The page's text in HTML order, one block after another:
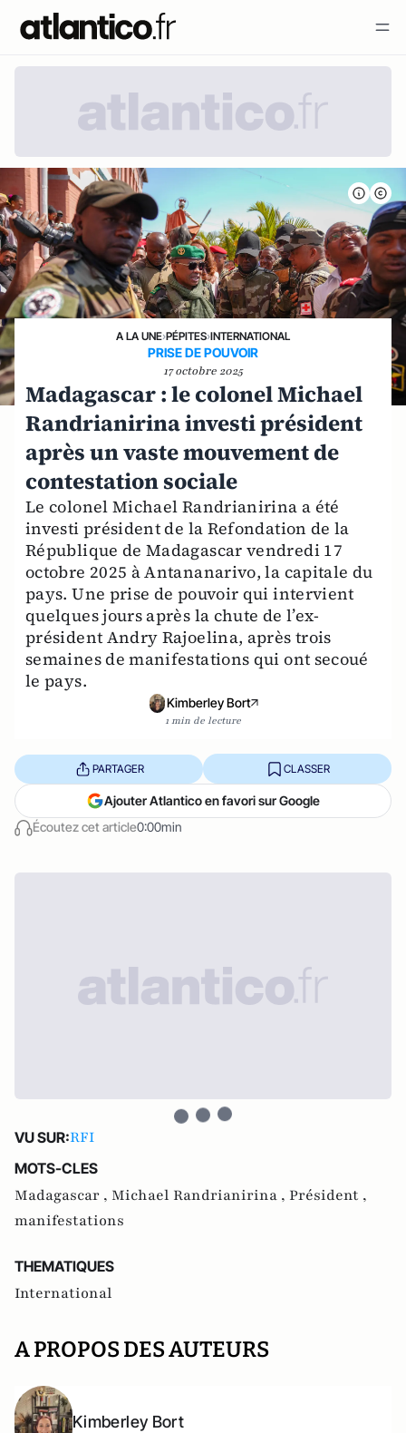
A LA UNE›PÉPITES›INTERNATIONAL
PRISE DE POUVOIR
17 octobre 2025
Madagascar : le colonel Michael
Randrianirina investi président
après un vaste mouvement de
contestation sociale
Le colonel Michael Randrianirina a été
investi président de la Refondation de la
République de Madagascar vendredi 17
octobre 2025 à Antananarivo, la capitale du
pays. Une prise de pouvoir qui intervient
quelques jours après la chute de l’ex-
président Andry Rajoelina, après trois
semaines de manifestations qui ont secoué
le pays.
Kimberley Bort
1 min de lecture
Écoutez cet article0:00min
PARTAGER CLASSER
Ajouter Atlantico en favori sur Google
VU SUR:RFI
MOTS-CLES
Madagascar , Michael Randrianirina , Président ,
manifestations
THEMATIQUES
International
A PROPOS DES AUTEURS
Kimberley Bort